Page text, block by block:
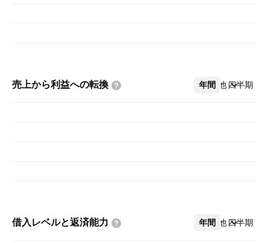
売上から利益への転換 年間 四半期
その他
借入レベルと返済能力 年間 四半期
その他